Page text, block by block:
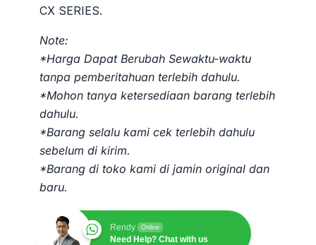
CX SERIES.
Note:
*Harga Dapat Berubah Sewaktu-waktu
tanpa pemberitahuan terlebih dahulu.
*Mohon tanya ketersediaan barang terlebih
dahulu.
*Barang selalu kami cek terlebih dahulu
sebelum di kirim.
*Barang di toko kami di jamin original dan
baru.
Rendy Online
Need Help? Chat with us